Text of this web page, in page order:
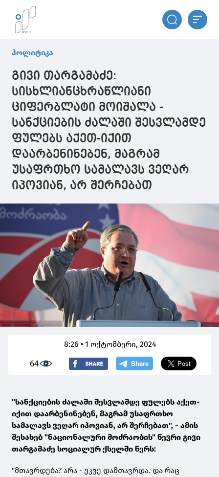
პოლიტიკა
გივი თარგამაძე:
სისხლიანცხრაწლიანი
ციფერბლატი მოიშალა -
სანქციების ძალაში შესვლამდე
ფულებს აქეთ-იქით
დაარბენინებენ, მაგრამ
უსაფრთხო სამალავს ვეღარ
იპოვიან, არ შერჩებათ
8:26 • 1 ოქტომბერი, 2024
64
"სანქციების ძალაში შესვლამდე ფულებს აქეთ-
იქით დაარბენინებენ, მაგრამ უსაფრთხო
სამალავს ვეღარ იპოვიან, არ შერჩებათ", - ამის
შესახებ "ნაციონალური მოძრაობის" წევრი გივი
თარგამაძე სოციალურ ქსელში წერს:
"მთავრდება? არა - უკვე დამთავრდა. და რაც